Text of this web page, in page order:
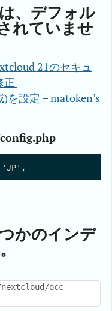
、デフォル
れていませ
21のセキュ
正
を設定 – matoken’s
かのインデ
nextcloud/occ